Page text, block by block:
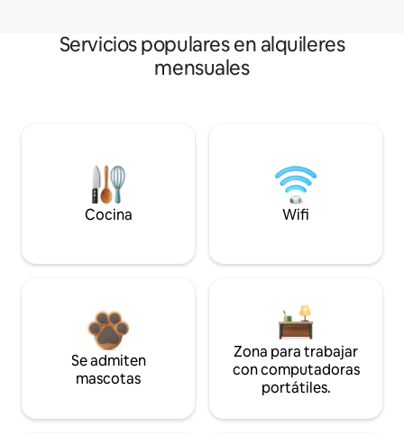
Servicios populares en alquileres
mensuales
Cocina Wifi
Se admiten
mascotas
Zona para trabajar
con computadoras
portátiles.